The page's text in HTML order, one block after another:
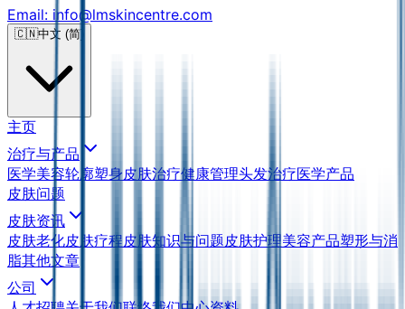
Email: info@lmskincentre.com
🇨🇳中文 (简)
主页
治疗与产品
医学美容轮廓塑身皮肤治疗健康管理头发治疗医学产品
皮肤问题
皮肤资讯
皮肤老化皮肤疗程皮肤知识与问题皮肤护理美容产品塑形与消
脂其他文章
公司